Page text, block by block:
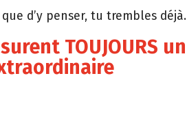
d’y penser, tu trembles déjà.
TOUJOURS un